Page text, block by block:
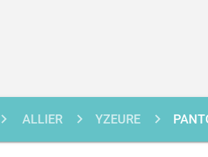
ALLIER YZEURE